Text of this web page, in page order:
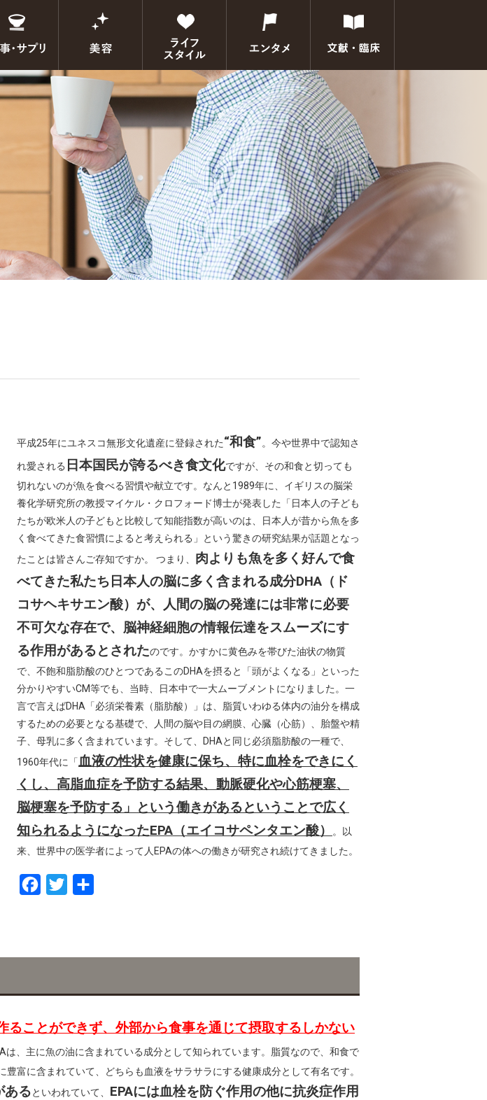
平成25年にユネスコ無形文化遺産に登録された“和食”。今や世界中で認知さ
れ愛される 日本国民が誇るべき食文化ですが、その和食と切っても
切れないのが魚を食べる習慣や献立です。なんと1989年に、イギリスの脳栄
養化学研究所の教授マイケル・クロフォード博士が発表した「日本人の子ども
たちが欧米人の子どもと比較して知能指数が高いのは、日本人が昔から魚を多
く食べてきた食習慣によると考えられる」という驚きの研究結果が話題となっ
たことは皆さんご存知ですか。 つまり、 肉よりも魚を多く好んで食
べてきた私たち日本人の脳に多く含まれる成分DHA（ド
コサヘキサエン酸）が、人間の脳の発達には非常に必要
不可欠な存在で、脳神経細胞の情報伝達をスムーズにす
る作用があるとされたのです。かすかに黄色みを帯びた油状の物質
で、不飽和脂肪酸のひとつであるこのDHAを摂ると「頭がよくなる」といった
分かりやすいCM等でも、当時、日本中で一大ムーブメントになりました。一
言で言えばDHA「必須栄養素（脂肪酸）」は、脂質いわゆる体内の油分を構成
するための必要となる基礎で、人間の脳や目の網膜、心臓（心筋）、胎盤や精
子、母乳に多く含まれています。そして、DHAと同じ必須脂肪酸の一種で、
1960年代に「血液の性状を健康に保ち、特に血栓をできにく
くし、高脂血症を予防する結果、動脈硬化や心筋梗塞、
脳梗塞を予防する」という働きがあるということで広く
知られるようになったEPA（エイコサペンタエン酸）
。以
来、世界中の医学者によって人EPAの体への働きが研究され続けてきました。
k
ることができず、外部から食事を通じて摂取するしかない
は、主に魚の油に含まれている成分として知られています。脂質なので、和食で
富に含まれていて、どちらも血液をサラサラにする健康成分として有名です。
あるといわれていて、 EPAには血栓を防ぐ作用の他に抗炎症作用